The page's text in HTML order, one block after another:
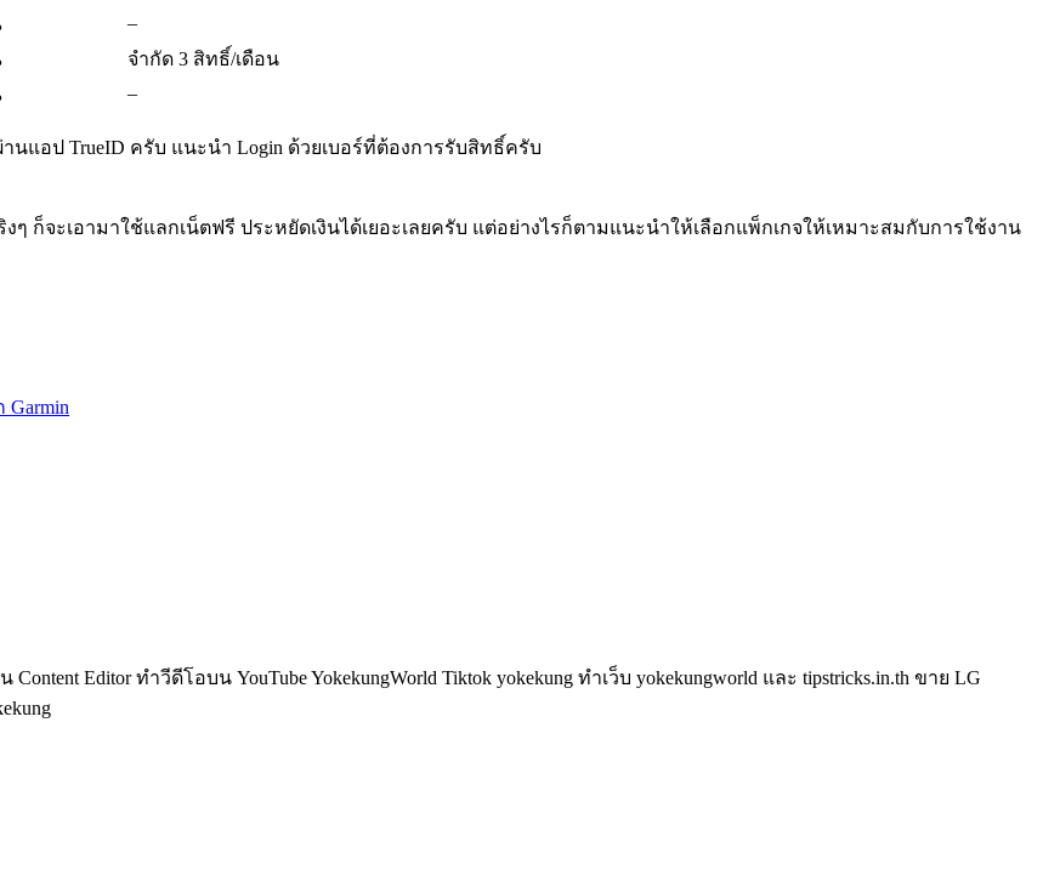
–
จำกัด 3 สิทธิ์/เดือน
–
นแอป TrueID ครับ แนะนำ Login ด้วยเบอร์ที่ต้องการรับสิทธิ์ครับ
ริงๆ ก็จะเอามาใช้แลกเน็ตฟรี ประหยัดเงินได้เยอะเลยครับ แต่อย่างไรก็ตามแนะนำให้เลือกแพ็กเกจให้เหมาะสมกับการใช้งาน
Editor ทำวีดีโอบน YouTube YokekungWorld Tiktok yokekung ทำเว็บ yokekungworld และ tipstricks.in.th ขาย LG